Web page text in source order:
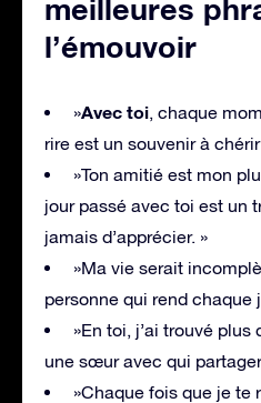
meilleures
l’émouvoir
»Avec toi, chaque
rire est un souvenir à
»Ton amitié est mon
jour passé avec toi est un
jamais d’apprécier. »
»Ma vie serait
personne qui rend chaque
»En toi, j’ai trouvé plus
une sœur avec qui
»Chaque fois que je te